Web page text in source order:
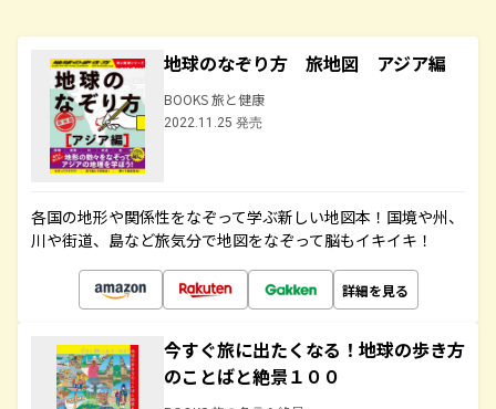
地球のなぞり方 旅地図 アジア編
BOOKS 旅と健康
2022.11.25 発売
各国の地形や関係性をなぞって学ぶ新しい地図本！国境や州、
川や街道、島など旅気分で地図をなぞって脳もイキイキ！
詳細を見る
今すぐ旅に出たくなる！地球の歩き方
のことばと絶景１００